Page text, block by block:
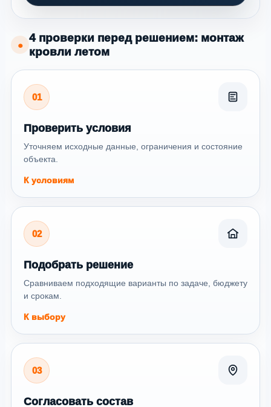
●
4 проверки перед решением: монтаж
кровли летом
01
Проверить условия
Уточняем исходные данные, ограничения и состояние
объекта.
К условиям
02
Подобрать решение
Сравниваем подходящие варианты по задаче, бюджету
и срокам.
К выбору
03
Согласовать состав